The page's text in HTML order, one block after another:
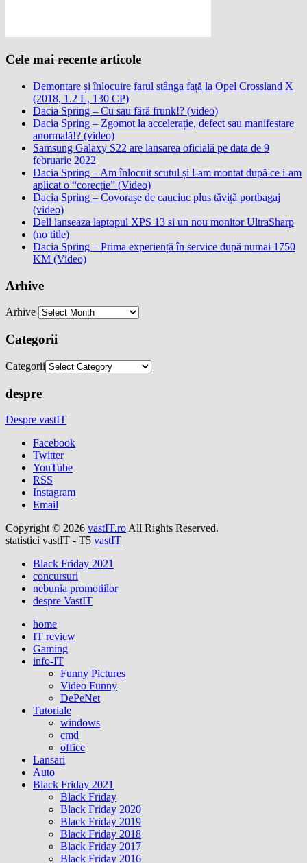
Cele mai recente articole
Demontare și înlocuire farul stânga față la Opel Crossland X
(2018, 1.2 L, 130 CP)
Dacia Spring – Cu sau fără frunk!? (video)
Dacia Spring – Zgomot la accelerație, defect sau manifestare
anormală!? (video)
Samsung Galaxy S22 are lansarea oficială pe data de 9
februarie 2022
Dacia Spring – Am înlocuit scutul și l-am montat după ce i-am
aplicat o “corecție” (Video)
Dacia Spring – Covorașe de cauciuc plus tăviță portbagaj
(video)
Dell lanseaza laptopul XPS 13 si un nou monitor UltraSharp
(no title)
Dacia Spring – Prima experiență în service după numai 1750
KM (Video)
Arhive
Arhive
Categorii
Categorii
despre
Despre vastIT
Facebook
Twitter
YouTube
RSS
Instagram
Email
Copyright © 2026 vastIT.ro All Rights Reserved.
statistici vastIT - T5 vastIT
Black Friday 2021
concursuri
nebunia promotiilor
despre VastIT
home
IT review
Gaming
info-IT
Funny Pictures
Video Funny
DePeNet
Tutoriale
windows
cmd
office
Lansari
Auto
Black Friday 2021
Black Friday
Black Friday 2020
Black Friday 2019
Black Friday 2018
Black Friday 2017
Black Friday 2016